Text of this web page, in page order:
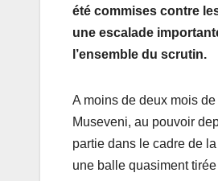
été commises contre
une escalade
l’ensemble du scrutin.
A moins de deux mois
Museveni, au pouvoir
partie dans le cadre de
une balle quasiment